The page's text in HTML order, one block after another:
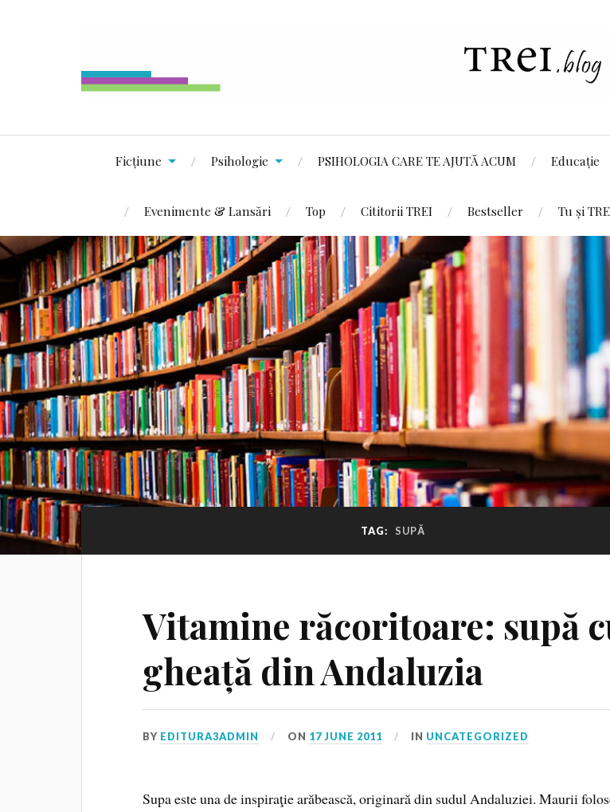
Ficțiune Psihologie PSIHOLOGIA CARE TE AJUTĂ ACUM Educație
Evenimente & Lansări Top Cititorii TREI Bestseller Tu și
TAG: SUPĂ
Vitamine răcoritoare: supă
gheață din Andaluzia
BY EDITURA3ADMIN ON 17 JUNE 2011 IN UNCATEGORIZED
Supa este una de inspiraţie arăbească, originară din sudul Andaluziei. Maurii